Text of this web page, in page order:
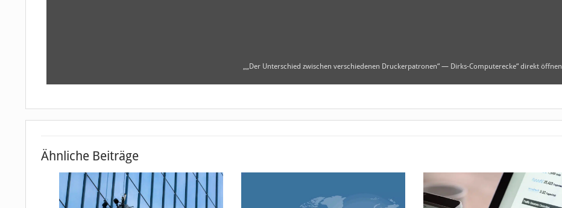
„„Der Unterschied zwischen verschiedenen Druckerpatronen“ — Dirks-Computerecke“ direkt öffnen
Ähnliche Beiträge